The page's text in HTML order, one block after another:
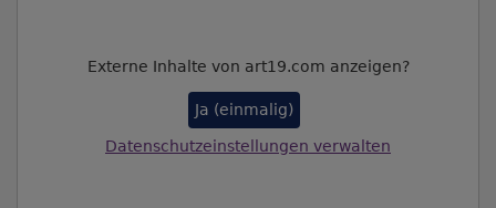
Externe Inhalte von art19.com anzeigen?
Ja (einmalig)
Datenschutzeinstellungen verwalten